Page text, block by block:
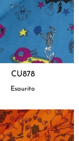
CU878
Esaurito